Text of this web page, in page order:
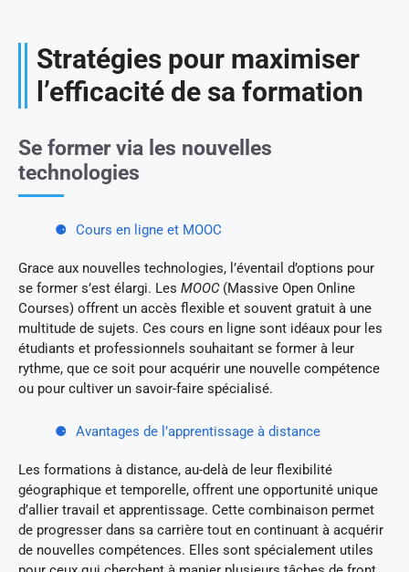
Stratégies pour maximiser
l’efficacité de sa formation
Se former via les nouvelles
technologies
Cours en ligne et MOOC
Grace aux nouvelles technologies, l’éventail d’options pour
se former s’est élargi. Les MOOC(Massive Open Online
Courses) offrent un accès flexible et souvent gratuit à une
multitude de sujets. Ces cours en ligne sont idéaux pour les
étudiants et professionnels souhaitant se former à leur
rythme, que ce soit pour acquérir une nouvelle compétence
ou pour cultiver un savoir-faire spécialisé.
Avantages de l’apprentissage à distance
Les formations à distance, au-delà de leur flexibilité
géographique et temporelle, offrent une opportunité unique
d’allier travail et apprentissage. Cette combinaison permet
de progresser dans sa carrière tout en continuant à acquérir
de nouvelles compétences. Elles sont spécialement utiles